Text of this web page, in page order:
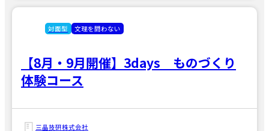
対面型 文理を問わない
【8月・9月開催】3days ものづくり
体験コース
三晶技研株式会社